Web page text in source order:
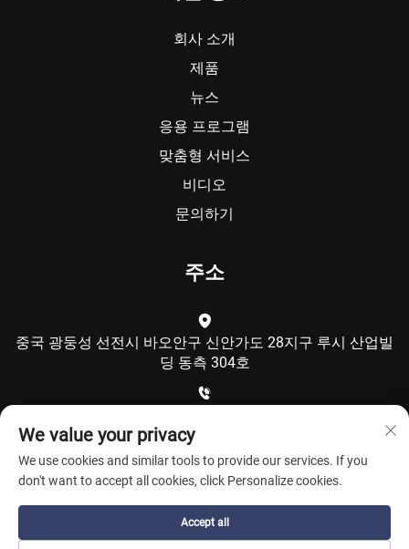
회사 소개
제품
뉴스
응용 프로그램
맞춤형 서비스
비디오
문의하기
주소
중국 광둥성 선전시 바오안구 신안가도 28지구 루시 산업빌
딩 동측 304호
[email protected]
Copyright © 선전 쿨칭 테크놀로지 유한회사. All Rights
We value your privacy
We use cookies and similar tools to provide our services. If you
don't want to accept all cookies, click Personalize cookies.
Accept all